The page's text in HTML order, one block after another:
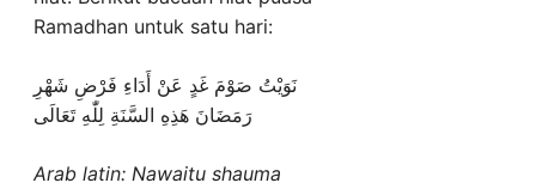
Ramadhan untuk satu hari:
نَوَيْتُ صَوْمَ غَدٍ عَنْ أَدَاءِ فَرْضِ شَهْرِ
رَمَضَانَ هَذِهِ السَّنَةِ لِلّٰهِ تَعَالَى
Arab latin: Nawaitu shauma